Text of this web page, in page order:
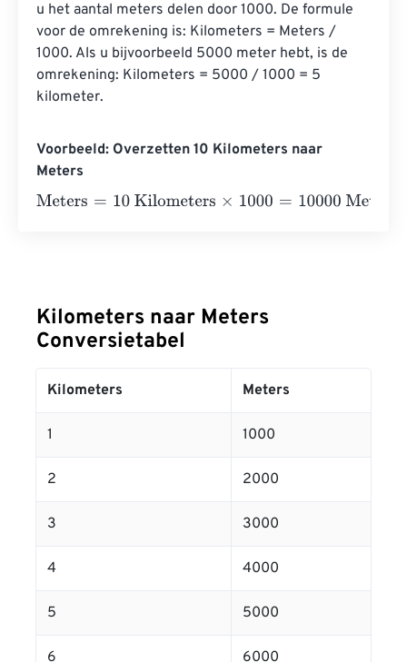
u het aantal meters delen door 1000. De formule
voor de omrekening is: Kilometers = Meters /
1000. Als u bijvoorbeeld 5000 meter hebt, is de
omrekening: Kilometers = 5000 / 1000 = 5
kilometer.
Voorbeeld: Overzetten 10 Kilometers naar
Meters
Meters= 10 Kilometers×1000= 10000 Meters
Kilometers naar Meters
Conversietabel
Kilometers Meters
1 1000
2 2000
3 3000
4 4000
5 5000
6 6000